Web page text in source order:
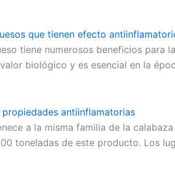
que tienen efecto
tiene numerosos beneficios para
biológico y es esencial en la
antiinflamatorias
a la misma familia de la
toneladas de este producto. Los